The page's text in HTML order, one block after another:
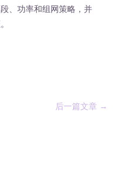
、功率和组网策略，并
后一篇文章 →